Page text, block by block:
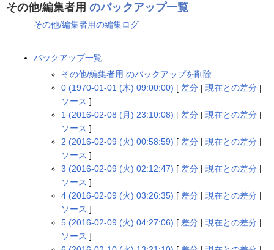
その他/編集者用 のバックアップ一覧
その他/編集者用の編集ログ
バックアップ一覧
その他/編集者用 のバックアップを削除
0 (1970-01-01 (木) 09:00:00) [ 差分 | 現在との差分 |
ソース ]
1 (2016-02-08 (月) 23:10:08) [ 差分 | 現在との差分 |
ソース ]
2 (2016-02-09 (火) 00:58:59) [ 差分 | 現在との差分 |
ソース ]
3 (2016-02-09 (火) 02:12:47) [ 差分 | 現在との差分 |
ソース ]
4 (2016-02-09 (火) 03:26:35) [ 差分 | 現在との差分 |
ソース ]
5 (2016-02-09 (火) 04:27:06) [ 差分 | 現在との差分 |
ソース ]